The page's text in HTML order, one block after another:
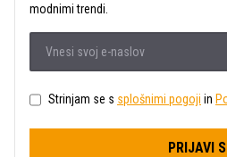
modnimi trendi.
Strinjam se s splošnimi pogoji in
PRIJAVI